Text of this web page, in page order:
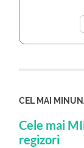
CEL MAI
Cele mai
regizori